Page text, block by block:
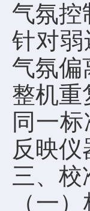
气氛控
针对
气氛
整机重
同一
反映
三、
（一